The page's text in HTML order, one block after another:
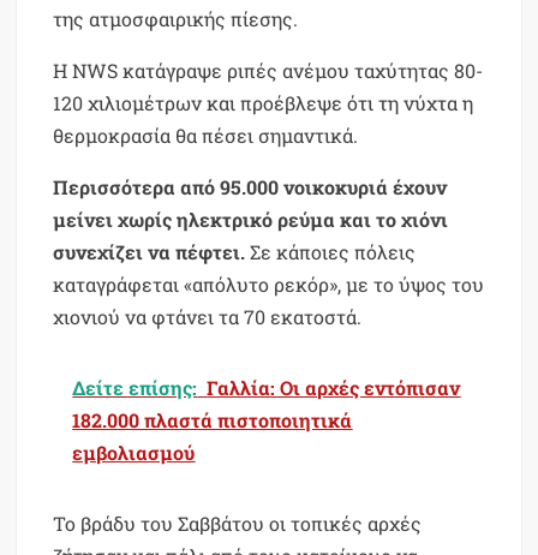
της ατμοσφαιρικής πίεσης.
Η NWS κατάγραψε ριπές ανέμου ταχύτητας 80-
120 χιλιομέτρων και προέβλεψε ότι τη νύχτα η
θερμοκρασία θα πέσει σημαντικά.
Περισσότερα από 95.000 νοικοκυριά έχουν
μείνει χωρίς ηλεκτρικό ρεύμα και το χιόνι
συνεχίζει να πέφτει.Σε κάποιες πόλεις
καταγράφεται «απόλυτο ρεκόρ», με το ύψος του
χιονιού να φτάνει τα 70 εκατοστά.
Δείτε επίσης: Γαλλία: Οι αρχές εντόπισαν
182.000 πλαστά πιστοποιητικά
εμβολιασμού
Το βράδυ του Σαββάτου οι τοπικές αρχές